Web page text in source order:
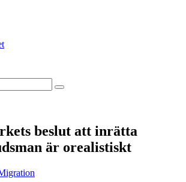
beslut att inrätta
är orealistiskt